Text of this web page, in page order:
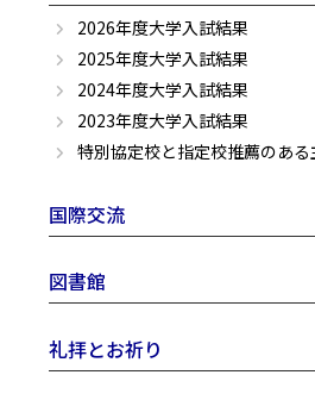
2026年度大学入試結果
2025年度大学入試結果
2024年度大学入試結果
2023年度大学入試結果
特別協定校と指定校推薦のある
国際交流
図書館
礼拝とお祈り